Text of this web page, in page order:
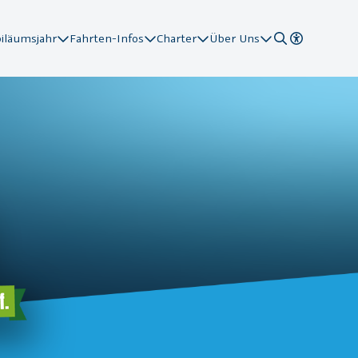
Fahrten-Infos
Charter
Über Uns